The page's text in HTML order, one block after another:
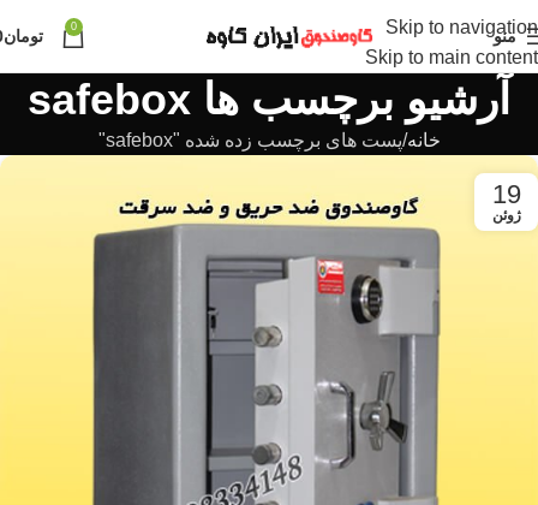
Skip to navigation
Skip to main content
منو 0 تومان
آرشیو برچسب ها safebox
خانه پست های برچسب زده شده "safebox"
19
ژوئن